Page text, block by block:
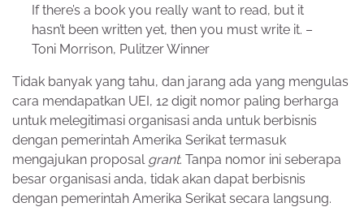
If there’s a book you really want to read, but it
hasn’t been written yet, then you must write it. –
Toni Morrison, Pulitzer Winner
Tidak banyak yang tahu, dan jarang ada yang mengulas
cara mendapatkan UEI, 12 digit nomor paling berharga
untuk melegitimasi organisasi anda untuk berbisnis
dengan pemerintah Amerika Serikat termasuk
mengajukan proposal grant. Tanpa nomor ini seberapa
besar organisasi anda, tidak akan dapat berbisnis
dengan pemerintah Amerika Serikat secara langsung.